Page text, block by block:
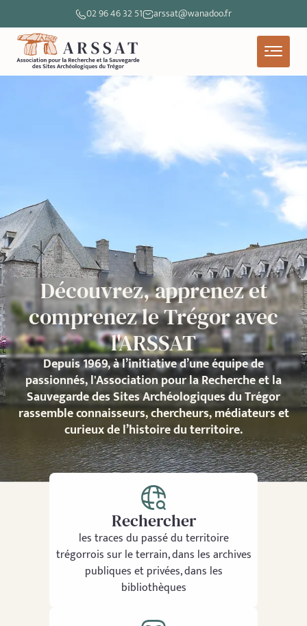
02 96 46 32 51 arssat@wanadoo.fr
Découvrez, apprenez et
comprenez le Trégor avec
l'ARSSAT
Depuis 1969, à l’initiative d’une équipe de
passionnés, l'Association pour la Recherche et la
Sauvegarde des Sites Archéologiques du Trégor
rassemble connaisseurs, chercheurs, médiateurs et
curieux de l’histoire du territoire.
Rechercher
les traces du passé du territoire
trégorrois sur le terrain, dans les archives
publiques et privées, dans les
bibliothèques